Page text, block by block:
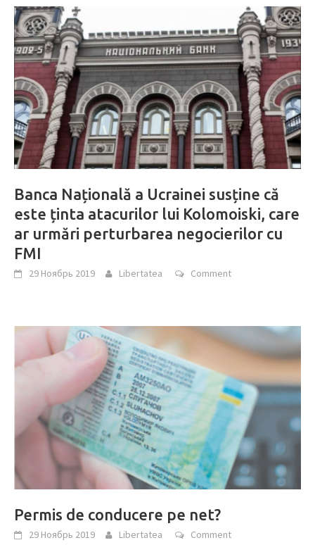
Banca Națională a Ucrainei susține că
este ținta atacurilor lui Kolomoiski, care
ar urmări perturbarea negocierilor cu
FMI
29 Ноябрь 2019 Libertatea Comment
Permis de conducere pe net?
29 Ноябрь 2019 Libertatea Comment